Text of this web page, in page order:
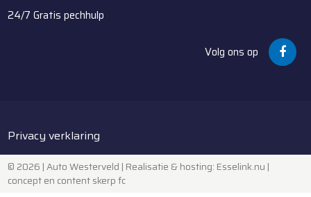
24/7 Gratis pechhulp
Volg ons op
Privacy verklaring
© 2026 | Auto Westerveld | Realisatie & hosting: Esselink.nu |
concept en content skerp fc